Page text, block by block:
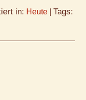
in: Heute Tags: